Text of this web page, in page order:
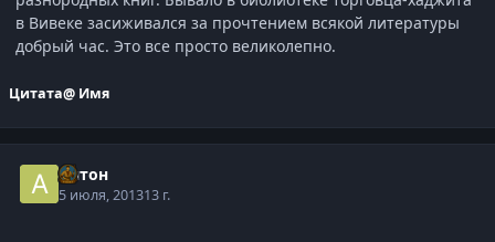
в Вивеке засиживался за прочтением всякой литературы
добрый час. Это все просто великолепно.
Цитата@ Имя
Антон
5 июля, 201313 г.